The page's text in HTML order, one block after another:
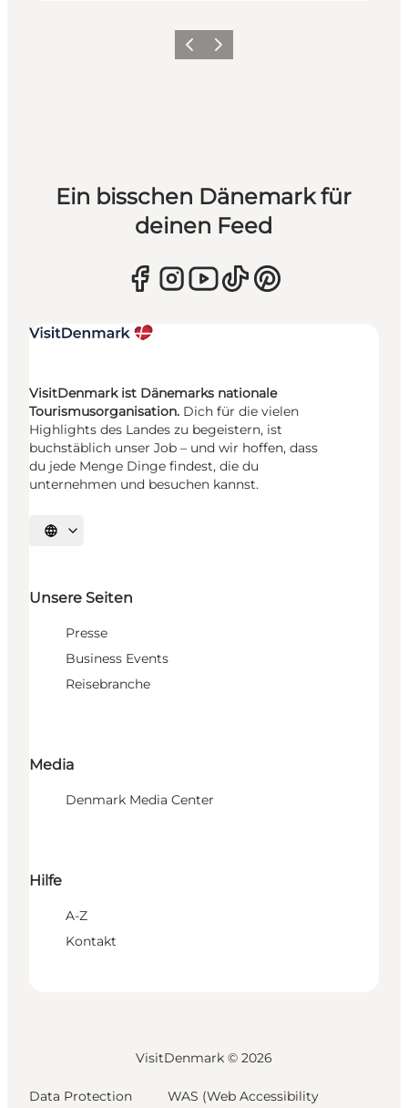
ZurückWeiter
Ein bisschen Dänemark für
deinen Feed
VisitDenmark ist Dänemarks nationale
Tourismusorganisation. Dich für die vielen
Highlights des Landes zu begeistern, ist
buchstäblich unser Job – und wir hoffen, dass
du jede Menge Dinge findest, die du
unternehmen und besuchen kannst.
Sprache auswählen
Unsere Seiten
Presse
Business Events
Reisebranche
Media
Denmark Media Center
Hilfe
A-Z
Kontakt
VisitDenmark © 2026
Data Protection
WAS (Web Accessibility